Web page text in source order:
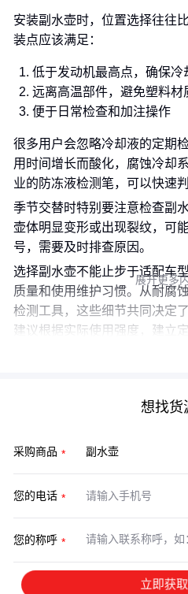
安装副水壶时，位置选择往往
装点应该满足：
低于发动机最高点，确保冷
远离高温部件，避免塑料材
便于日常检查和加注操作
很多用户会忽略冷却液的定期
用时间增长而酸化，腐蚀冷却
业的防冻液检测笔，可以快速
季节交替时特别要注意检查副
壶体明显变形或出现裂纹，可
号，需要及时排查原因。
选择副水壶不能止步于适配车
质量和使用维护习惯。从耐腐
检测工具，这些细节共同决定
建议根据实际使用强度，建立
展开更多
想找货
采购商品
您的电话
您的称呼
立即获